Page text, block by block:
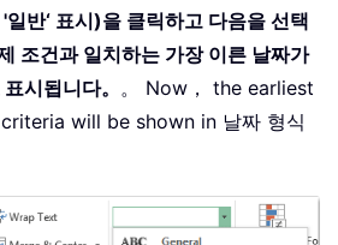
반‘ 표시)을 클릭하고 다음을 선택
조건과 일치하는 가장 이른 날짜가
시됩니다。 。 Now， the earliest
will be shown in 날짜 형식